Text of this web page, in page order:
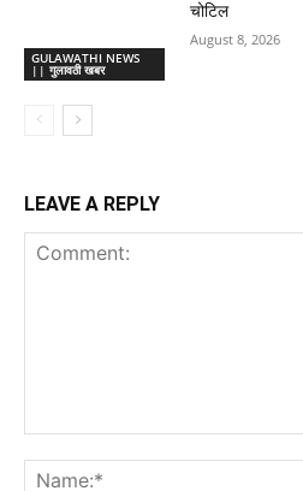
GULAWATHI NEWS
|| गुलावठी खबर
चोटिल
August 8, 2026
LEAVE A REPLY